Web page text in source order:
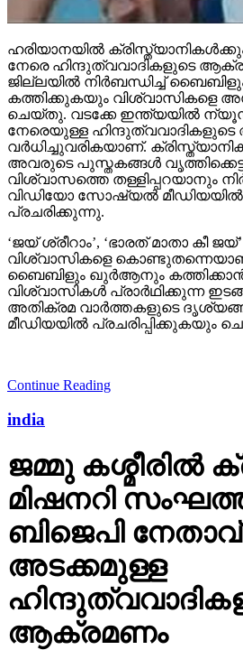
ഹരിയാനയില്‍
നേരെ ഹിന്ദുത്വവാദികളുടെ
ജില്ലയില്‍ നിര്‍ബന്ധിച്ച്
കത്തിക്കുകയും വിശ്വാസികളെ
ചെയ്തു. വടക്കേ ഇന്ത്യയില്‍
നേരെയുള്ള ഹിന്ദുത്വവാദികളുടെ
വര്‍ധിച്ചുവരികയാണ്.
അവരുടെ പുസ്തകങ്ങള്‍
വിശ്വാസത്തെ തള്ളിപ്പറയാനും
വിഡിയോ സോഷ്യല്‍ മീഡിയയില്‍
പ്രചരിക്കുന്നു.
‘ജയ് ശ്രീറാം’, ‘ഭാരത് മാതാ കീ
വിശ്വാസികളെ കൊണ്ടുതന്നെയാണ്
ബൈബിളും ഖുര്‍ആനും കത്തിക്കാന്‍
വിശ്വാസികള്‍ പ്രാര്‍ഥിക്കുന്ന
അതിക്രമ വാര്‍ത്തകളുടെ
മീഡിയയില്‍ പ്രചരിപ്പിക്കുകയും
Continue Reading
india
ജമ്മു കശ്മീരില്‍
മിഷനറി
ബിജെപി നേതാവ്
അടക്കമുള്ള
ആക്രമണം